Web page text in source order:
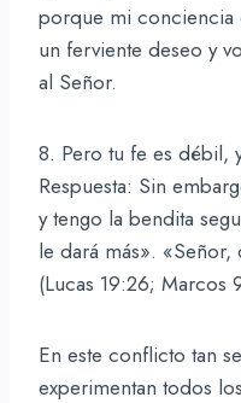
porque mi conciencia
un ferviente deseo y
al Señor.
8. Pero tu fe es débil,
Respuesta: Sin
y tengo la bendita
le dará más».
(Lucas 19:26; Marcos
En este conflicto tan
experimentan todos